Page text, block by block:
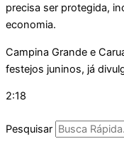
precisa ser protegida,
economia.
Campina Grande e
festejos juninos, já
2:18
Pesquisar